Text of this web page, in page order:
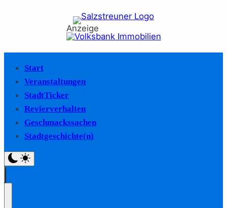
Anzeige
Start
Veranstaltungen
StadtTicker
Revierverhalten
Geschmackssachen
Stadtgeschichte(n)